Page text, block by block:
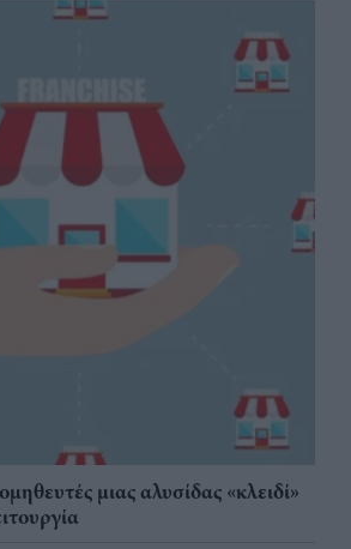
μιας αλυσίδας «κλειδί»